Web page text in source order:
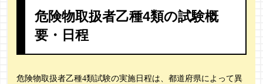
危険物取扱者乙種4類の試験概
要・日程
危険物取扱者乙種4類試験の実施日程は、都道府県によって異